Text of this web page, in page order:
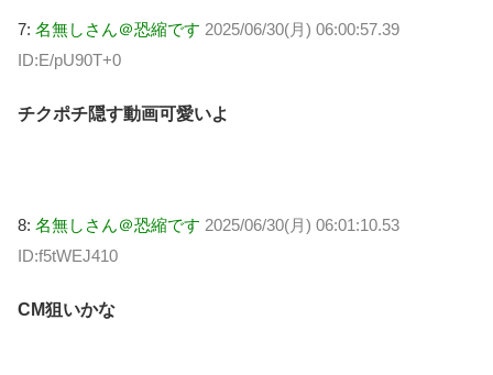
7: 名無しさん＠恐縮です 2025/06/30(月) 06:00:57.39
ID:E/pU90T+0
チクポチ隠す動画可愛いよ
8: 名無しさん＠恐縮です 2025/06/30(月) 06:01:10.53
ID:f5tWEJ410
CM狙いかな